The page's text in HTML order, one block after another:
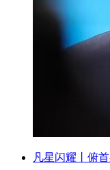
凡星闪耀丨俯